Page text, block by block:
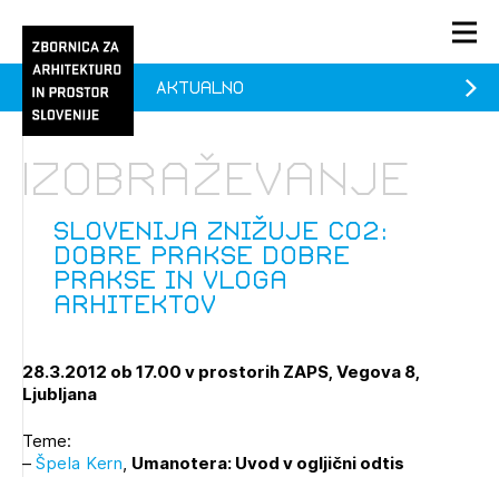
PRIJAVA
Članstvo
Praksa
O ZAPS
1/1
Pozdravljeni
Prijavite se s svojim ZAPS uporabniškim imenom in geslom.
Slovenija znižuje CO2:
dobre prakse Dobre
prakse in vloga
arhitektov
Izobraževanje
Aktualno
28.3.2012 ob 17.00 v prostorih ZAPS, Vegova 8,
Ljubljana
Teme:
–Špela Kern, Umanotera: Uvod v ogljični odtis
1/1
prijava
1/2
Prijava na novičnik
Ostanite na tekočem z novicami in se naročite na
Mesečni novičnik